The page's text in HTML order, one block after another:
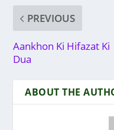
PREVIOUS
Aankhon Ki Hifazat Ki
Dua
ABOUT THE